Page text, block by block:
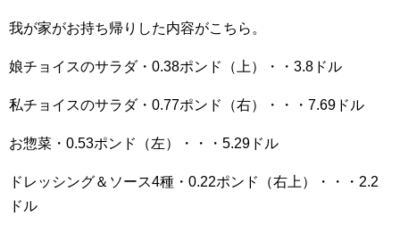
我が家がお持ち帰りした内容がこちら。
娘チョイスのサラダ・0.38ポンド（上）・・3.8ドル
私チョイスのサラダ・0.77ポンド（右）・・・7.69ドル
お惣菜・0.53ポンド（左）・・・5.29ドル
ドレッシング＆ソース4種・0.22ポンド（右上）・・・2.2
ドル